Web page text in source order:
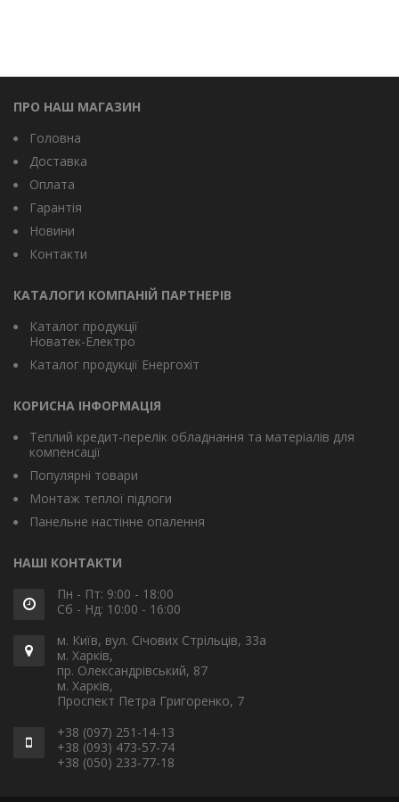
ПРО НАШ МАГАЗИН
Головна
Доставка
Оплата
Гарантія
Новини
Контакти
КАТАЛОГИ КОМПАНІЙ ПАРТНЕРІВ
Каталог продукції
Новатек-Електро
Каталог продукції Енергохіт
КОРИСНА ІНФОРМАЦІЯ
Теплий кредит-перелік обладнання та матеріалів для
компенсації
Популярні товари
Монтаж теплої підлоги
Панельне настінне опалення
НАШІ КОНТАКТИ
Пн - Пт: 9:00 - 18:00
Сб - Нд: 10:00 - 16:00
м. Київ, вул. Січових Стрільців, 33а
м. Харків,
пр. Олександрівський, 87
м. Харків,
Проспект Петра Григоренко, 7
+38 (097) 251-14-13
+38 (093) 473-57-74
+38 (050) 233-77-18